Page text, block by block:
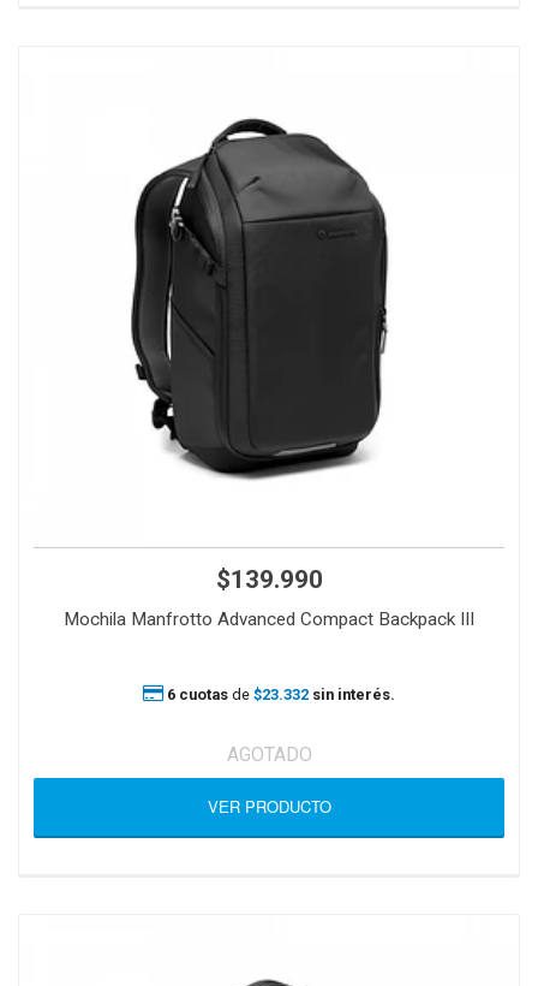
$139.990
Mochila Manfrotto Advanced Compact Backpack III
6 cuotas de $23.332 sin interés.
AGOTADO
VER PRODUCTO